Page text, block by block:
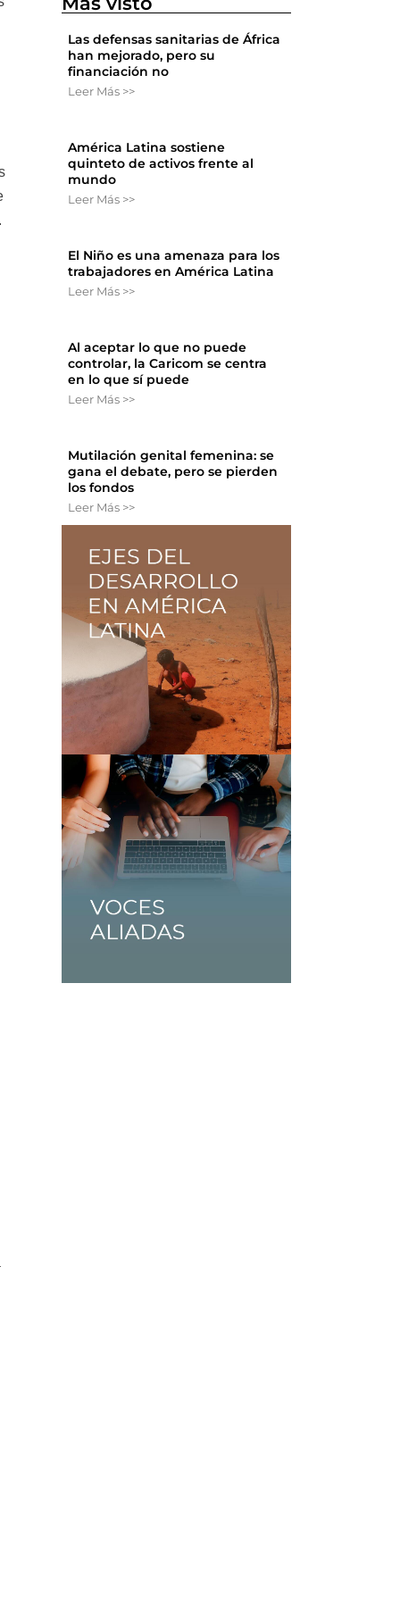
Las defensas sanitarias de África
han mejorado, pero su
financiación no
Leer Más >>
América Latina sostiene
quinteto de activos frente al
mundo
Leer Más >>
El Niño es una amenaza para los
trabajadores en América Latina
Leer Más >>
Al aceptar lo que no puede
controlar, la Caricom se centra
en lo que sí puede
Leer Más >>
Mutilación genital femenina: se
gana el debate, pero se pierden
los fondos
Leer Más >>